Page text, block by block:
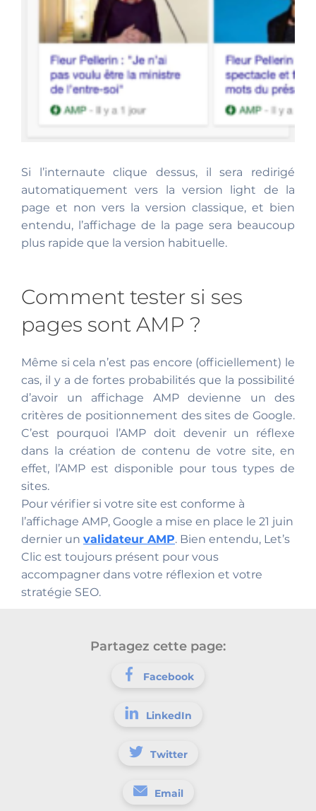
Si l’internaute clique dessus, il sera redirigé
automatiquement vers la version light de la
page et non vers la version classique, et bien
entendu, l’affichage de la page sera beaucoup
plus rapide que la version habituelle.
Comment tester si ses
pages sont AMP ?
Même si cela n’est pas encore (officiellement) le
cas, il y a de fortes probabilités que la possibilité
d’avoir un affichage AMP devienne un des
critères de positionnement des sites de Google.
C’est pourquoi l’AMP doit devenir un réflexe
dans la création de contenu de votre site, en
effet, l’AMP est disponible pour tous types de
sites.
Pour vérifier si votre site est conforme à
l’affichage AMP, Google a mise en place le 21 juin
dernier un validateur AMP. Bien entendu, Let’s
Clic est toujours présent pour vous
accompagner dans votre réflexion et votre
stratégie SEO.
Partagez cette page:
Facebook
LinkedIn
Twitter
Email